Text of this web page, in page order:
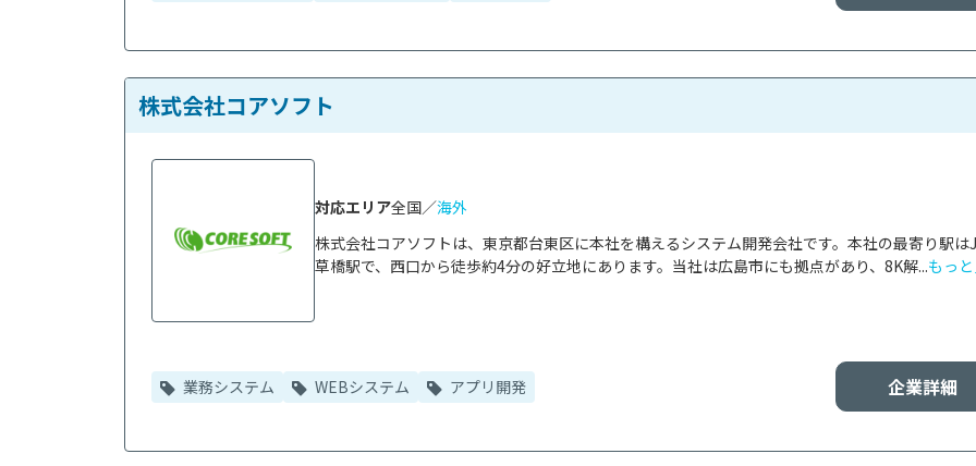
株式会社コアソフト
株式会社コアソフトは、東京都台東区に本社を構えるシステム開発会社です。本社の最寄り駅は
草橋駅で、西口から徒歩約4分の好立地にあります。当社は広島市にも拠点があり、8K解...もっ
対応エリア全国／海外
企業詳細
業務システム WEBシステム アプリ開発